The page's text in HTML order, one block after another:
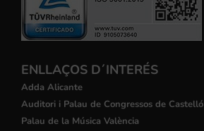
ENLLAÇOS D´INTERÉS
Adda Alicante
Auditori i Palau de Congressos de Castelló
Palau de la Música València